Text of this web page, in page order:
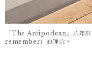
「The Antipodean」八年
remember」的理念。